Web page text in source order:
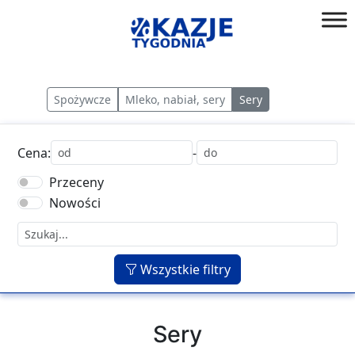
złap
Spożywcze Mleko, nabiał, sery Sery
Cena:
-
Przeceny
Nowości
Wszystkie filtry
Sery